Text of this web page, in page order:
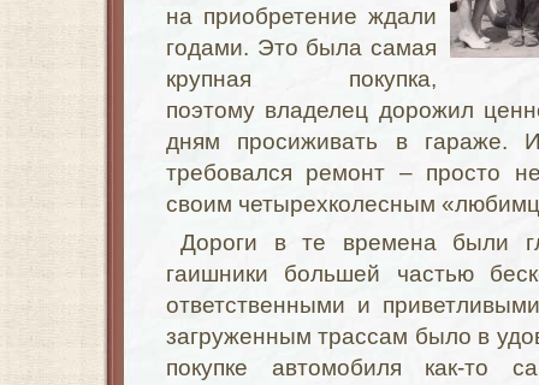
на приобретение ждали
годами. Это была самая
крупная покупка,
поэтому владелец дорожил
дням просиживать в гараже.
требовался ремонт – просто
своим четырехколесным
Дороги в те времена были
гаишники большей частью
ответственными и
загруженным трассам было в
покупке автомобиля как-то